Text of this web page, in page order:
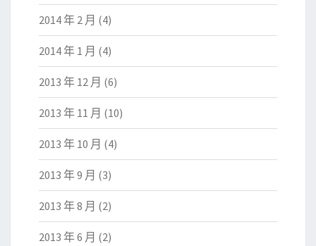
2014 年 2 月 (4)
2014 年 1 月 (4)
2013 年 12 月 (6)
2013 年 11 月 (10)
2013 年 10 月 (4)
2013 年 9 月 (3)
2013 年 8 月 (2)
2013 年 6 月 (2)